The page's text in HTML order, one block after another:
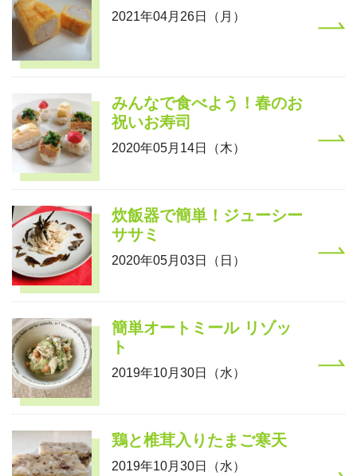
2021年04月26日（月）
みんなで食べよう！春のお
祝いお寿司
2020年05月14日（木）
炊飯器で簡単！ジューシー
ササミ
2020年05月03日（日）
簡単オートミール リゾッ
ト
2019年10月30日（水）
鶏と椎茸入りたまご寒天
2019年10月30日（水）